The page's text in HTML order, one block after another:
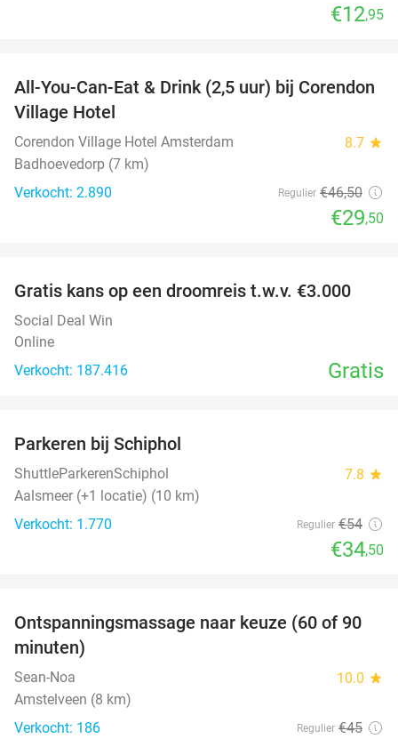
€12,95
37%
All-You-Can-Eat & Drink (2,5 uur) bij Corendon
Village Hotel
Corendon Village Hotel Amsterdam 8.7 star
Badhoevedorp (7 km)
Verkocht: 2.890
Regulier €46,50
€29,50
Gratis kans op een droomreis t.w.v. €3.000
Social Deal Win
Online
Verkocht: 187.416
Gratis
Parkeren bij Schiphol
ShuttleParkerenSchiphol 7.8 star
Aalsmeer (+1 locatie) (10 km)
Verkocht: 1.770
Regulier €54
€34,50
40%
Ontspanningsmassage naar keuze (60 of 90
minuten)
Sean-Noa 10.0 star
Amstelveen (8 km)
Verkocht: 186
Regulier €45